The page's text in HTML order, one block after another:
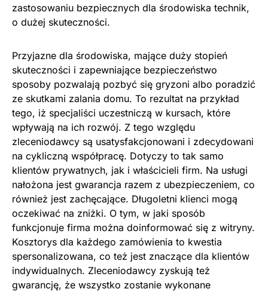
zastosowaniu bezpiecznych dla środowiska technik,
o dużej skuteczności.
Przyjazne dla środowiska, mające duży stopień
skuteczności i zapewniające bezpieczeństwo
sposoby pozwalają pozbyć się gryzoni albo poradzić
ze skutkami zalania domu. To rezultat na przykład
tego, iż specjaliści uczestniczą w kursach, które
wpływają na ich rozwój. Z tego względu
zleceniodawcy są usatysfakcjonowani i zdecydowani
na cykliczną współpracę. Dotyczy to tak samo
klientów prywatnych, jak i właścicieli firm. Na usługi
nałożona jest gwarancja razem z ubezpieczeniem, co
również jest zachęcające. Długoletni klienci mogą
oczekiwać na zniżki. O tym, w jaki sposób
funkcjonuje firma można doinformować się z witryny.
Kosztorys dla każdego zamówienia to kwestia
spersonalizowana, co też jest znaczące dla klientów
indywidualnych. Zleceniodawcy zyskują też
gwarancję, że wszystko zostanie wykonane